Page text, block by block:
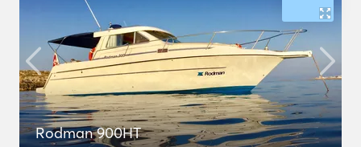
Rodman 900HT